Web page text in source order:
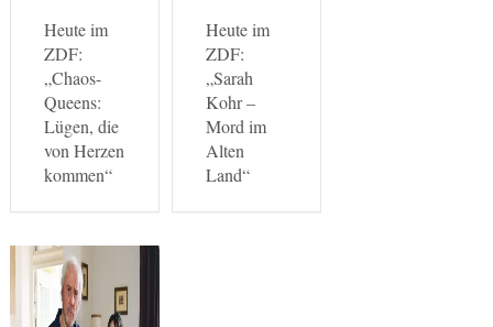
Heute im
ZDF:
„Chaos-
Queens:
Lügen, die
von Herzen
kommen“
Heute im
ZDF:
„Sarah
Kohr –
Mord im
Alten
Land“